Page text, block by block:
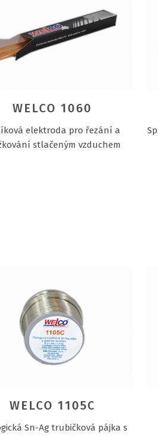
WELCO 1060
elektroda pro řezání a
stlačeným vzduchem
WELCO 1105C
Sn-Ag trubičková pájka s